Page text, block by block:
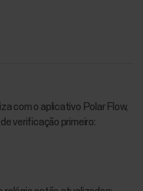
com o aplicativo Polar Flow,
verificação primeiro: